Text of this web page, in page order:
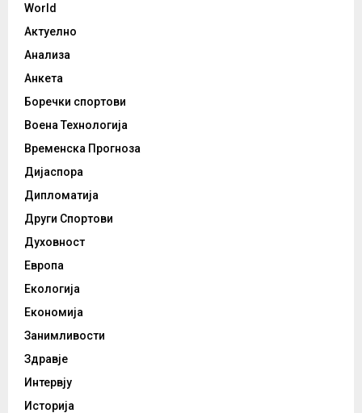
World
Актуелно
Анализа
Анкета
Боречки спортови
Воена Технологија
Временска Прогноза
Дијаспора
Дипломатија
Други Спортови
Духовност
Европа
Екологија
Економија
Занимливости
Здравје
Интервју
Историја